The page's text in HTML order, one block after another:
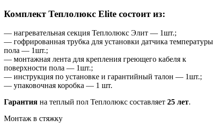
Комплект Теплолюкс Elite состоит из:
— нагревательная секция Теплолюкс Элит — 1шт.;
— гофрированная трубка для установки датчика температуры
пола — 1шт.;
— монтажная лента для крепления греющего кабеля к
поверхности пола — 1шт.;
— инструкция по установке и гарантийный талон — 1шт.;
— упаковочная коробка — 1 шт.
Гарантия на теплый пол Теплолюкс составляет 25 лет.
Монтаж в стяжку